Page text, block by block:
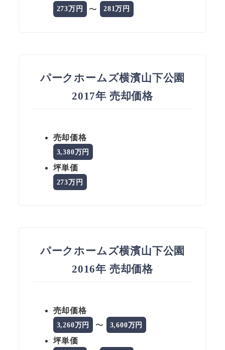
273万円 〜 281万円
パークホームズ横濱山下公園
2017年 売却価格
売却価格
3,380万円
坪単価
273万円
パークホームズ横濱山下公園
2016年 売却価格
売却価格
3,260万円 〜 3,600万円
坪単価